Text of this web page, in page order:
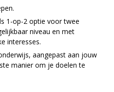
1-op-2 optie voor twee
niveau en met
interesses.
aangepast aan jouw
manier om je doelen te